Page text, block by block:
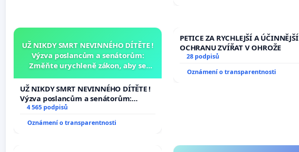
UŽ NIKDY SMRT NEVINNÉHO DÍTĚTE !
Výzva poslancům a senátorům:
Změňte urychleně zákon, aby se
opakovat!
UŽ NIKDY SMRT NEVINNÉHO DÍTĚTE !
Výzva poslancům a senátorům:
Změňte urychleně zákon, aby se
opakovat!
4 565 podpisů
Oznámení o transparentnosti
PETICE ZA RYCHLEJŠÍ A ÚČINNĚJŠÍ
OCHRANU ZVÍŘAT V OHROŽE
28 podpisů
Oznámení o transparentnosti